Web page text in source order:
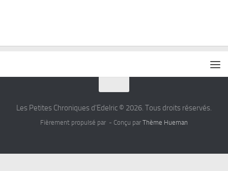
Les Petites Chroniques d'Edelric © 2026. Tous droits réservés.
Fièrement propulsé par - Conçu par Thème Hueman